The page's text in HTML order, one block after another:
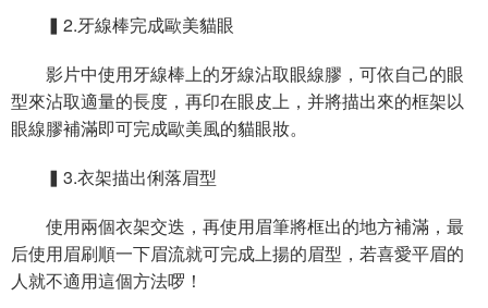
▍2.牙線棒完成歐美貓眼
影片中使用牙線棒上的牙線沾取眼線膠，可依自己的眼
型來沾取適量的長度，再印在眼皮上，并將描出來的框架以
眼線膠補滿即可完成歐美風的貓眼妝。
▍3.衣架描出俐落眉型
使用兩個衣架交迭，再使用眉筆將框出的地方補滿，最
后使用眉刷順一下眉流就可完成上揚的眉型，若喜愛平眉的
人就不適用這個方法啰！